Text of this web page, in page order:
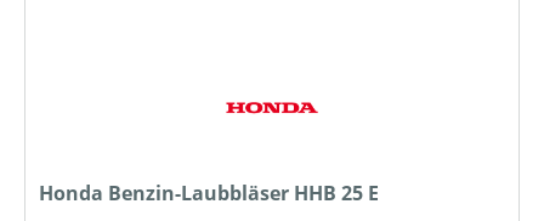
Honda Benzin-Laubbläser HHB 25 E